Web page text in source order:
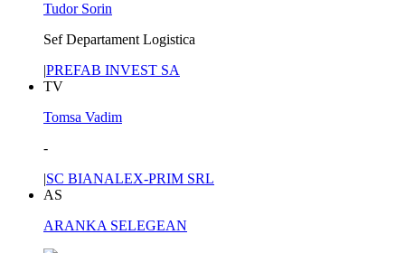
Tudor Sorin
Sef Departament Logistica
|PREFAB INVEST SA
TV
Tomsa Vadim
-
|SC BIANALEX-PRIM SRL
AS
ARANKA SELEGEAN